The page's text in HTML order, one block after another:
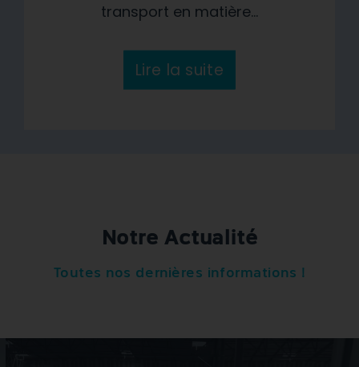
transport en matière...
Lire la suite
Notre Actualité
Toutes nos dernières informations !